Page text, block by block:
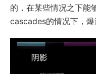
的，在某些情况之下能
cascades的情况下，爆